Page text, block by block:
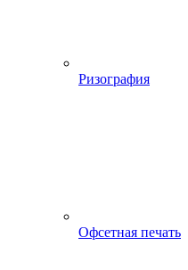
Ризография
Офсетная печать